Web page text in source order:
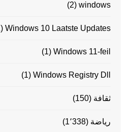
windows
(2)
Windows 10 Laatste Updates
(1)
Windows 11-feil
(1)
Windows Registry Dll
(1)
ثقافة (150)
رياضة (1٬338)